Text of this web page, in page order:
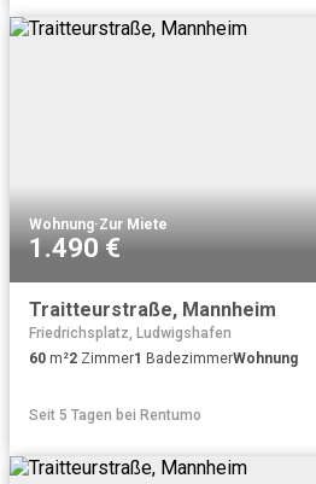
Wohnung·Zur Miete
1.490 €
Traitteurstraße, Mannheim
Friedrichsplatz, Ludwigshafen
60 m²2 Zimmer1 BadezimmerWohnung
Seit 5 Tagen bei Rentumo